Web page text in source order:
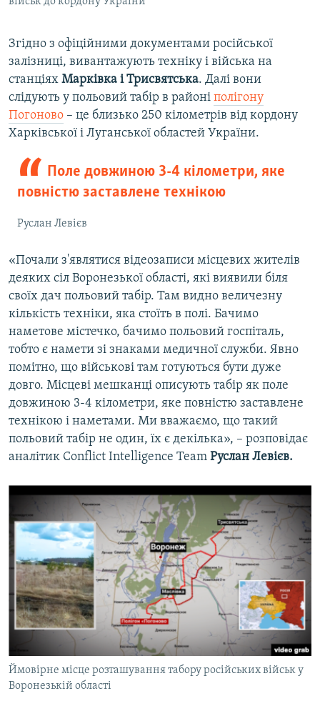
Згідно з офіційними документами російської
залізниці, вивантажують техніку і війська на
станціях Марківка і Трисвятська. Далі вони
слідують у польовий табір в районі полігону
Погоново – це близько 250 кілометрів від кордону
Харківської і Луганської областей України.
Поле довжиною 3-4 кілометри, яке
повністю заставлене технікою
Руслан Левієв
«Почали з'являтися відеозаписи місцевих жителів
деяких сіл Воронезької області, які виявили біля
своїх дач польовий табір. Там видно величезну
кількість техніки, яка стоїть в полі. Бачимо
наметове містечко, бачимо польовий госпіталь,
тобто є намети зі знаками медичної служби. Явно
помітно, що військові там готуються бути дуже
довго. Місцеві мешканці описують табір як поле
довжиною 3-4 кілометри, яке повністю заставлене
технікою і наметами. Ми вважаємо, що такий
польовий табір не один, їх є декілька», – розповідає
аналітик Conflict Intelligence Team Руслан Левієв.
Ймовірне місце розташування табору російських військ у
Воронезькій області